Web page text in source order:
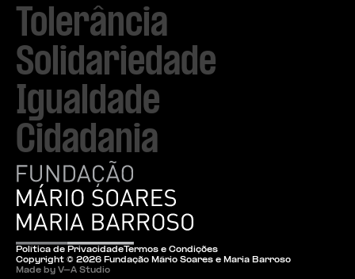
Tolerância
Solidariedade
Igualdade
Cidadania
Política de PrivacidadeTermos e Condições
Copyright © 2026 Fundação Mário Soares e Maria Barroso
Made by V–A Studio